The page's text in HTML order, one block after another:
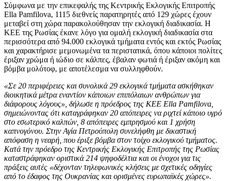
Σύμφωνα με την επικεφαλής της Κεντρικής Εκλογικής Επιτροπής
Ella Pamfilova, 1115 διεθνείς παρατηρητές από 129 χώρες έχουν
μεταβεί στη χώρα παρακολούθησαν την εκλογική διαδικασία. Η
ΚΕΕ της Ρωσίας έκανε λόγο για ομαλή εκλογική διαδικασία στα
περισσότερα από 94.000 εκλογικά τμήματα εντός και εκτός Ρωσίας
και χαρακτήρισε μεμονωμένα τα περιστατικά, όπου κάποιοι πολίτες
έριξαν χρώμα ή ιώδιο σε κάλπες, έβαλαν φωτιά ή έριξαν ακόμη και
βόμβα μολότοφ, με αποτέλεσμα να συλληφθούν.
«Σε 20 περιφέρειες και συνολικά 29 εκλογικά τμήματα ασκήθηκαν
διοικητικά μέτρα εναντίον κάποιων επιπόλαιων ανθρώπων για
διάφορους λόγους», δήλωσε η πρόεδρος της ΚΕΕ Ella Pamfilova,
σημειώνοντας ότι καταγράφηκαν 20 απόπειρες να ριχτεί κάποιο υγρό
στο εσωτερικό καλπών, 8 απόπειρες εμπρησμού και 1 χρήση
καπνογόνου. Στην Αγία Πετρούπολη συνελήφθη με δικαστική
απόφαση η νεαρή, που έριξε βόμβα στον τοίχο εκλογικού τμήματος.
Κατά την πρόεδρο της Κεντρικής Εκλογικής Επιτροπής της Ρωσίας
καταστράφηκαν οριστικά 214 ψηφοδέλτια και οι ένοχοι για τις
πράξεις αυτές «δέχονταν τηλεφωνικές κλήσεις με σχετικές οδηγίες
από το έδαφος της Ουκρανίας και ορισμένες ευρωπαϊκές χώρες».